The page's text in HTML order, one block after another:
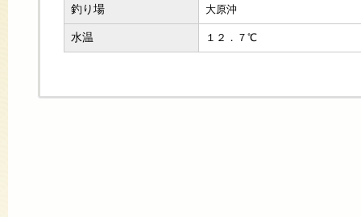
釣り場 大原沖
水温 １２．７℃